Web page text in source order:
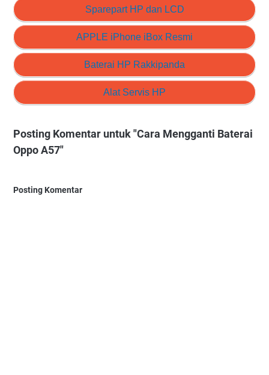
Sparepart HP dan LCD
APPLE iPhone iBox Resmi
Baterai HP Rakkipanda
Alat Servis HP
Posting Komentar untuk "Cara Mengganti Baterai
Oppo A57"
Posting Komentar